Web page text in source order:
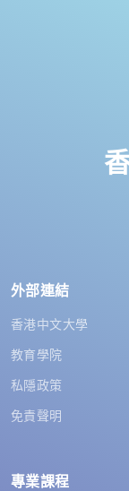
外部連結
香港中文大學
教育學院
私隱政策
免責聲明
專業課程